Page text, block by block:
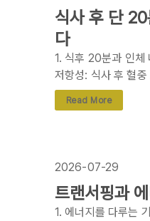
식사 후 단
다
1. 식후 20분과 인체
저항성: 식사 후 혈
Read More
2026-07-29
트랜서핑과 에
1. 에너지를 다루는